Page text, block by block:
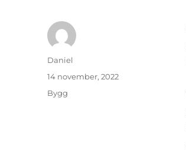
Författare
Daniel
Publicerat
14 november, 2022
Kategorier
Bygg